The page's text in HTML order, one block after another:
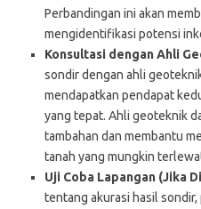
Perbandingan ini akan
mengidentifikasi potensi
Konsultasi dengan Ahli
sondir dengan ahli
mendapatkan pendapat
yang tepat. Ahli geoteknik
tambahan dan membantu
tanah yang mungkin
Uji Coba Lapangan (Jika
tentang akurasi hasil